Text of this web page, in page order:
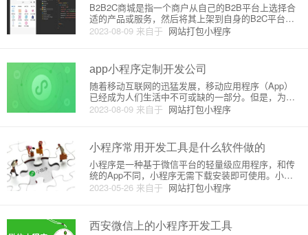
2023-08-09 来自于 网站打包小程序
B2B2C商城是指一个商户从自己的B2B平台上选择合
适的产品或服务，然后将其上架到自身的B2C平台
上，以供消费者在线上进行购买，这其中的互动和服
务是由商户自营的。B2B2C商城小程序开发则是建立
高效、智能化的销
app小程序定制开发公司
2023-08-09 来自于 网站打包小程序
随着移动互联网的迅猛发展，移动应用程序（App）
已经成为人们生活中不可或缺的一部分。但是，为了
适应用户在移动终端上的多样化需求，越来越多的企
业和个人开始将目光投向小程序。小程序作为一种轻
的喜爱和追捧。在这样的背
小程序常用开发工具是什么软件做的
2023-05-26 来自于 网站打包小程序
小程序是一种基于微信平台的轻量级应用程序，和传
统的App不同，小程序无需下载安装即可使用。小程
序的开发需要一定的技术基础和开发工具。本文将介
绍小程序开发常用的开发工具及其原理。一、微信开
具，主要用于小程序的开发
西安微信上的小程序开发工具